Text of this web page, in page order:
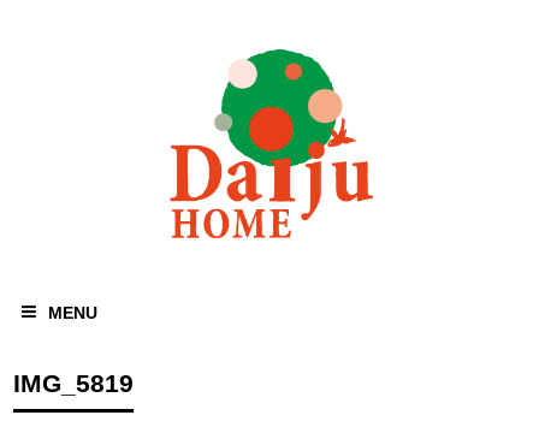
MENU
IMG_5819